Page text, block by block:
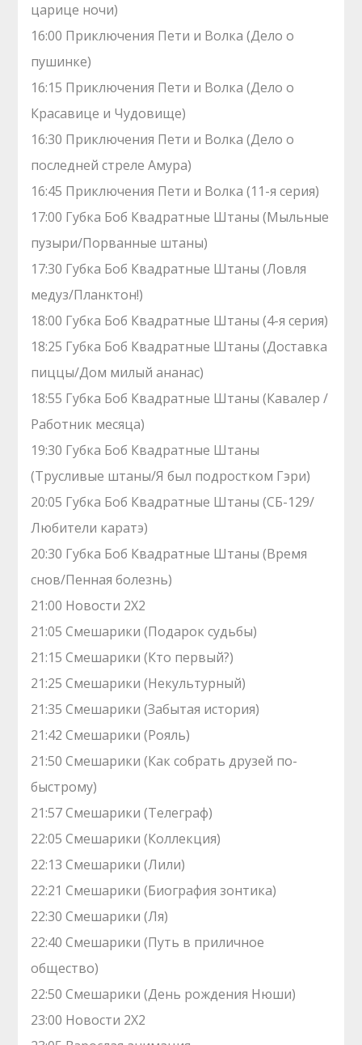
царице ночи)
16:00 Приключения Пети и Волка (Дело о
пушинке)
16:15 Приключения Пети и Волка (Дело о
Красавице и Чудовище)
16:30 Приключения Пети и Волка (Дело о
последней стреле Амура)
16:45 Приключения Пети и Волка (11-я серия)
17:00 Губка Боб Квадратные Штаны (Мыльные
пузыри/Порванные штаны)
17:30 Губка Боб Квадратные Штаны (Ловля
медуз/Планктон!)
18:00 Губка Боб Квадратные Штаны (4-я серия)
18:25 Губка Боб Квадратные Штаны (Доставка
пиццы/Дом милый ананас)
18:55 Губка Боб Квадратные Штаны (Кавалер /
Работник месяца)
19:30 Губка Боб Квадратные Штаны
(Трусливые штаны/Я был подростком Гэри)
20:05 Губка Боб Квадратные Штаны (СБ-129/
Любители каратэ)
20:30 Губка Боб Квадратные Штаны (Время
снов/Пенная болезнь)
21:00 Новости 2Х2
21:05 Смешарики (Подарок судьбы)
21:15 Смешарики (Кто первый?)
21:25 Смешарики (Некультурный)
21:35 Смешарики (Забытая история)
21:42 Смешарики (Рояль)
21:50 Смешарики (Как собрать друзей по-
быстрому)
21:57 Смешарики (Телеграф)
22:05 Смешарики (Коллекция)
22:13 Смешарики (Лили)
22:21 Смешарики (Биография зонтика)
22:30 Смешарики (Ля)
22:40 Смешарики (Путь в приличное
общество)
22:50 Смешарики (День рождения Нюши)
23:00 Новости 2Х2